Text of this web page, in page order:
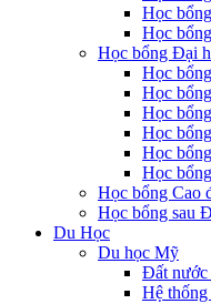
Học
Học
Học bổng Đại
Học
Học
Học
Học
Học
Học
Học bổng Cao
Học bổng sau
Du Học
Du học Mỹ
Đất
Hệ